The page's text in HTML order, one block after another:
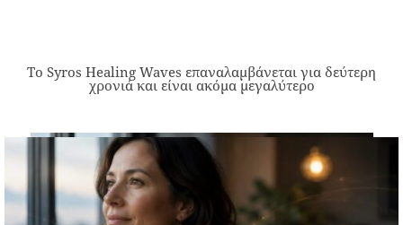
Το Syros Healing Waves επαναλαμβάνεται για δεύτερη
χρονιά και είναι ακόμα μεγαλύτερο